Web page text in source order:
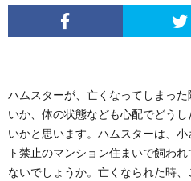
ハムスターが、亡くなってしまっ
いか、体の状態なども心配でどう
いかと思います。ハムスターは、
ト禁止のマンション住まいで飼わ
ないでしょうか。亡くなられた時